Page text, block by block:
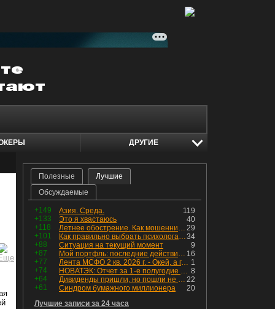
ДРУГИЕ
Полезные
Лучшие
Обсуждаемые
+149 119
Азия. Среда.
+133
40
Это я хвастаюсь
+118
29
Летнее обострение. Как мошенники пытаются подсунуть кнопку "БАБЛО" девушкам
+101
34
Как правильно выбрать психолога. Показания к лечению
+88
9
Ситуация на текущий момент
+87
16
Мой портфль: последние действия и текущая структура. Краткий комментарий по всем позициям
+77
1
Лента МСФО 2 кв. 2026 г. - Окей, а где прибыль?
+74
8
НОВАТЭК: Отчет за 1-е полугодие 2026 - прибыль продолжает падать, но лучшее впереди, если не прилетит
+64
22
Дивиденды пришли, но пошли не туда
+61
20
Синдром бумажного миллионера
Лучшие записи за 24 часа